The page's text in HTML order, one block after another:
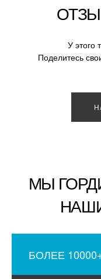
У этого
Поделитесь
МЫ
БОЛЕЕ